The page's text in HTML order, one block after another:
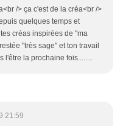
/> ça c'est de la créa<br />
quelques temps et
créas inspirées de "ma
"très sage" et ton travail
l'être la prochaine fois........
21:59